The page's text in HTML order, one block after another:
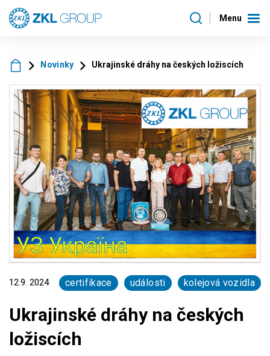
Menu
Novinky Ukrajinské dráhy na českých ložiscích
12.9. 2024 certifikace události kolejová vozidla
Ukrajinské dráhy na českých
ložiscích